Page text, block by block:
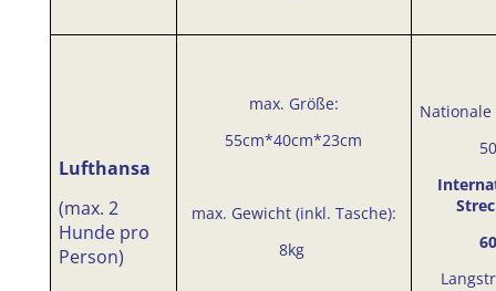
Lufthansa
(max. 2
Hunde pro
Person)
max. Größe:
55cm*40cm*23cm
max. Gewicht (inkl. Tasche):
8kg
Nationale